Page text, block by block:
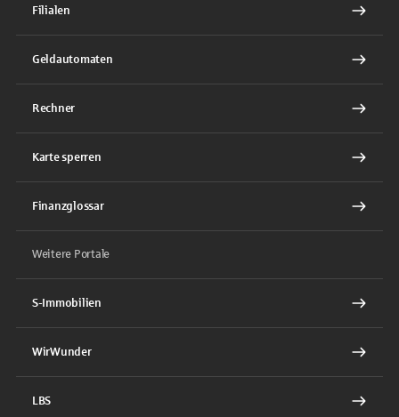
Filialen
Geldautomaten
Rechner
Karte sperren
Finanzglossar
Weitere Portale
S-Immobilien
WirWunder
LBS